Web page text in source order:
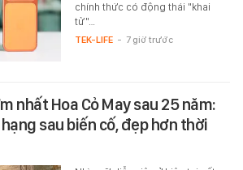
chính thức có động thái "khai
tử"…
TEK-LIFE - 7 giờ trước
nhất Hoa Cỏ May sau 25 năm:
sau biến cố, đẹp hơn thời